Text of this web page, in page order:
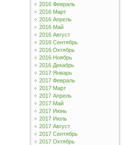
2016 Февраль
2016 Март
2016 Апрель
2016 Май
2016 Август
2016 Сентябрь
2016 Октябрь
2016 Ноябрь
2016 Декабрь
2017 Январь
2017 Февраль
2017 Март
2017 Апрель
2017 Май
2017 Июнь
2017 Июль
2017 Август
2017 Сентябрь
2017 Октябрь